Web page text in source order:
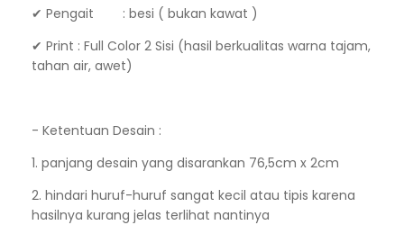
✔ Pengait : besi ( bukan kawat )
✔ Print : Full Color 2 Sisi (hasil berkualitas warna tajam,
tahan air, awet)
- Ketentuan Desain :
1. panjang desain yang disarankan 76,5cm x 2cm
2. hindari huruf-huruf sangat kecil atau tipis karena
hasilnya kurang jelas terlihat nantinya